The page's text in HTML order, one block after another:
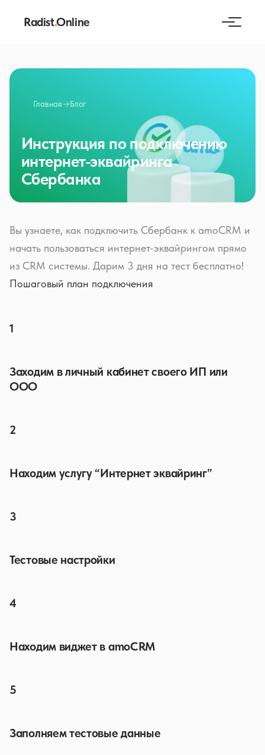
Radist.Online
Главная→Блог
Инструкция по подключению
интернет-эквайринга
Сбербанка
Вы узнаете, как подключить Сбербанк к amoCRM и
начать пользоваться интернет-эквайрингом прямо
из CRM системы. Дарим 3 дня на тест бесплатно!
Пошаговый план подключения
1
Заходим в личный кабинет своего ИП или
ООО
2
Находим услугу “Интернет эквайринг”
3
Тестовые настройки
4
Находим виджет в amoCRM
5
Заполняем тестовые данные